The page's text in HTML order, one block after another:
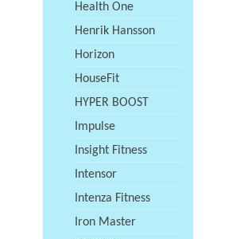
Health One
Henrik Hansson
Horizon
HouseFit
HYPER BOOST
Impulse
Insight Fitness
Intensor
Intenza Fitness
Iron Master